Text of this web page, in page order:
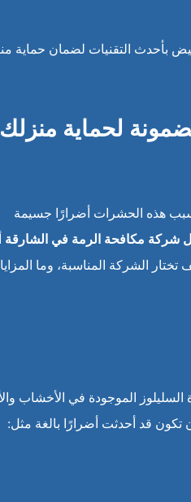
بأحدث التقنيات لضمان حماية
لحماية منزلك
هذه الحشرات أضرارًا جسيمة
شركة مكافحة الرمة في الشارقة
الشركة المناسبة، وما المزايا
الموجودة في الأخشاب
تكون قد أحدثت أضرارًا بالغة مثل: